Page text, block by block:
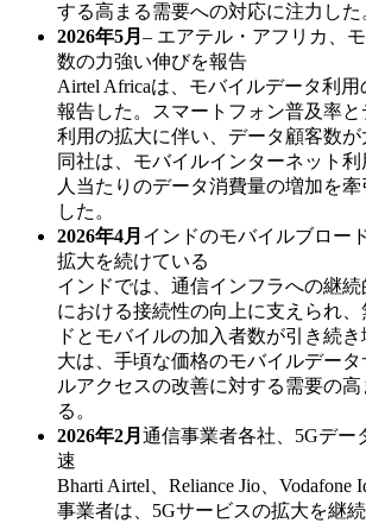
する高まる需要への対応に注力した
2026年5月 – エアテル・アフリカ、
数の力強い伸びを報告
Airtel Africaは、モバイルデータ利
報告した。スマートフォン普及率
利用の拡大に伴い、データ顧客数が
同社は、モバイルインターネット
人当たりのデータ消費量の増加を
した。
2026年4月 インドのモバイルブロー
拡大を続けている
インドでは、通信インフラへの継
における接続性の向上に支えられ
ドとモバイルの加入者数が引き続
大は、手頃な価格のモバイルデー
ルアクセスの改善に対する需要の
る。
2026年2月 通信事業者各社、5Gデー
速
Bharti Airtel、Reliance Jio、Vodafone
事業者は、5Gサービスの拡大を継